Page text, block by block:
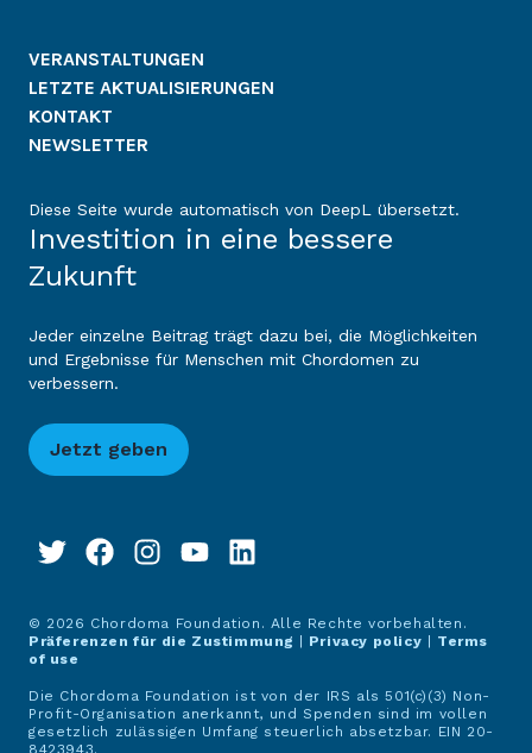
VERANSTALTUNGEN
LETZTE AKTUALISIERUNGEN
KONTAKT
NEWSLETTER
Diese Seite wurde automatisch von DeepL übersetzt.
Investition in eine bessere
Zukunft
Jeder einzelne Beitrag trägt dazu bei, die Möglichkeiten
und Ergebnisse für Menschen mit Chordomen zu
verbessern.
Jetzt geben
© 2026 Chordoma Foundation. Alle Rechte vorbehalten.
Präferenzen für die Zustimmung
Privacy policy
Terms
of use
Die Chordoma Foundation ist von der IRS als 501(c)(3) Non-
Profit-Organisation anerkannt, und Spenden sind im vollen
gesetzlich zulässigen Umfang steuerlich absetzbar. EIN 20-
8423943.